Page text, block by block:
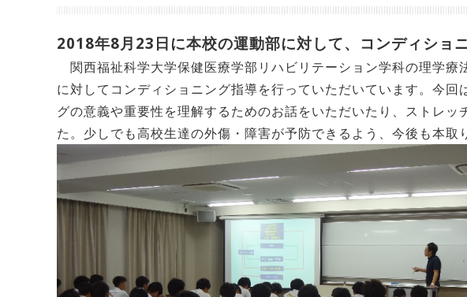
2018年8月23日に本校の運動部に対して、コンディショ
関西福祉科学大学保健医療学部リハビリテーション学科の理学
に対してコンディショニング指導を行っていただいています。今
グの意義や重要性を理解するためのお話をいただいたり、ストレ
た。少しでも高校生達の外傷・障害が予防できるよう、今後も本取